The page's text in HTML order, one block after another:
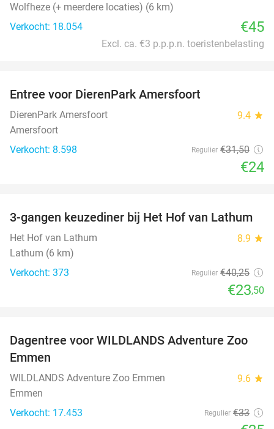
Wolfheze (+ meerdere locaties) (6 km)
Verkocht: 18.054
€45
Excl. ca. €3 p.p.p.n. toeristenbelasting
Entree voor DierenPark Amersfoort
DierenPark Amersfoort 9.4 star
Amersfoort
Verkocht: 8.598
Regulier €31,50
€24
42%
3-gangen keuzediner bij Het Hof van Lathum
Het Hof van Lathum 8.9 star
Lathum (6 km)
Verkocht: 373
Regulier €40,25
€23,50
24%
Dagentree voor WILDLANDS Adventure Zoo
Emmen
WILDLANDS Adventure Zoo Emmen 9.6 star
Emmen
Verkocht: 17.453
Regulier €33